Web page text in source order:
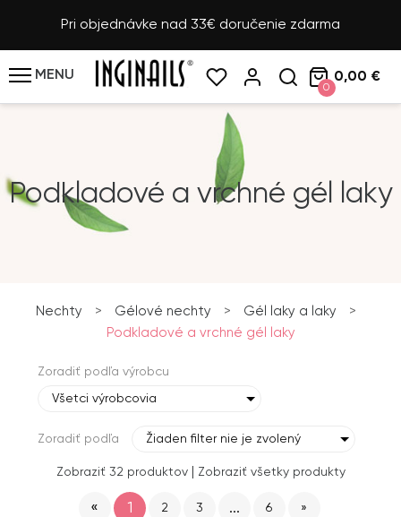
Pri objednávke nad 33€ doručenie zdarma
MENU
0
0,00 €
Podkladové a vrchné gél laky
Nechty > Gélové nechty > Gél laky a laky
>
Podkladové a vrchné gél laky
Zoradiť podľa výrobcu
Všetci výrobcovia
Zoradiť podľa Žiaden filter nie je zvolený
Zobraziť 32 produktov| Zobraziť všetky produkty
« 1 2 3 ... 6 »